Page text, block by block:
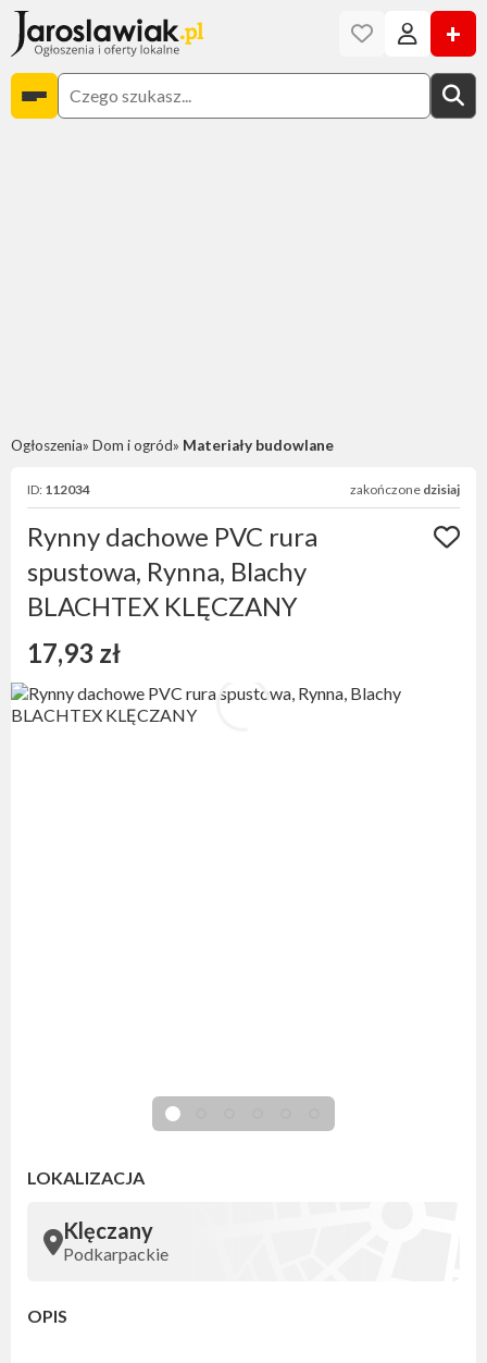
+
Ogłoszenia Dom i ogród Materiały budowlane
ID: 112034 zakończone dzisiaj
Rynny dachowe PVC rura
spustowa, Rynna, Blachy
BLACHTEX KLĘCZANY
17,93 zł
LOKALIZACJA
Klęczany
Podkarpackie
OPIS